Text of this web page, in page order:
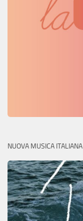
NUOVA MUSICA ITALIANA